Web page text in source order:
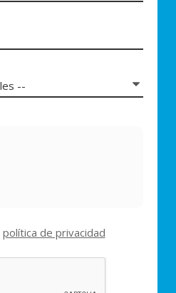
política de privacidad